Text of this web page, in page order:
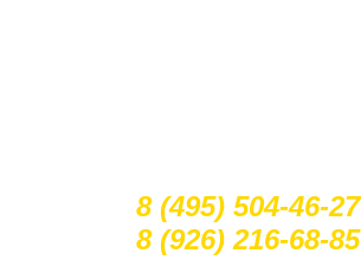
8 (495) 504-46-27
8 (926) 216-68-85